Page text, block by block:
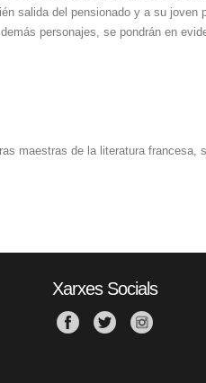
salida del pensionado y a su joven
personajes, se pondrán en
maestras de la literatura francesa,
Xarxes Socials